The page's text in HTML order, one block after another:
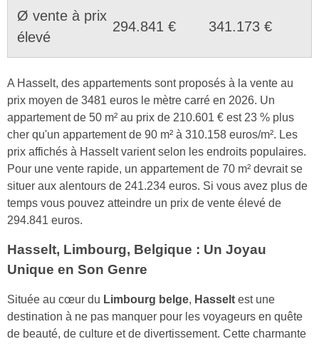
Ø vente à prix
élevé
294.841 € 341.173 €
A Hasselt, des appartements sont proposés à la vente au
prix moyen de 3481 euros le mètre carré en 2026. Un
appartement de 50 m² au prix de 210.601 € est 23 % plus
cher qu'un appartement de 90 m² à 310.158 euros/m². Les
prix affichés à Hasselt varient selon les endroits populaires.
Pour une vente rapide, un appartement de 70 m² devrait se
situer aux alentours de 241.234 euros. Si vous avez plus de
temps vous pouvez atteindre un prix de vente élevé de
294.841 euros.
Hasselt, Limbourg, Belgique : Un Joyau
Unique en Son Genre
Située au cœur du Limbourg belge, Hasselt est une
destination à ne pas manquer pour les voyageurs en quête
de beauté, de culture et de divertissement. Cette charmante